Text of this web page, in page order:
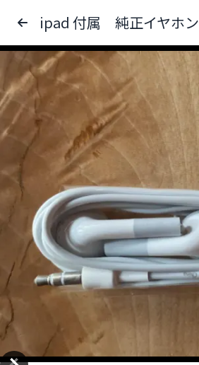
ipad 付属 純正イヤホン